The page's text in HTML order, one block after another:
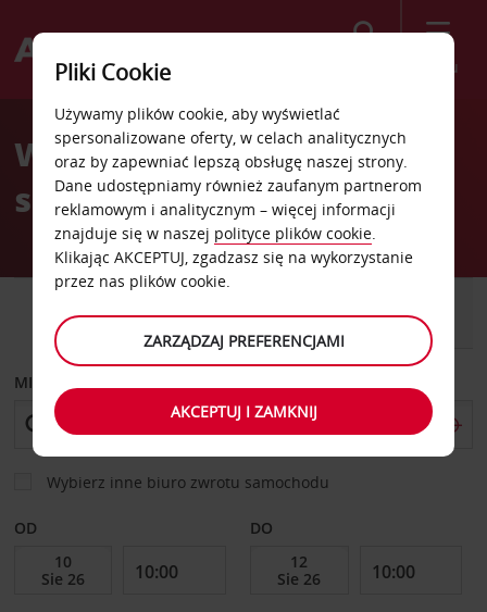
Menu
Welcome
AvisWypożyczalnia
samochodów Tuscaloosa
DOSTAWCZY
MIEJSCE ODBIORU
Wybierz inne biuro zwrotu samochodu
OD DO
Pliki Cookie
Używamy plików cookie, aby wyświetlać
spersonalizowane oferty, w celach analitycznych
oraz by zapewniać lepszą obsługę naszej strony.
Dane udostępniamy również zaufanym partnerom
reklamowym i analitycznym – więcej informacji
znajduje się w naszej polityce plików cookie.
Klikając AKCEPTUJ, zgadzasz się na wykorzystanie
przez nas plików cookie.
ZARZĄDZAJ PREFERENCJAMI
AKCEPTUJ I ZAMKNIJ